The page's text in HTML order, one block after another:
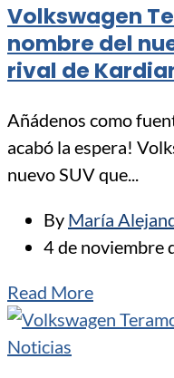
Volkswagen
nombre del
rival de
Añádenos como
acabó la espera!
nuevo SUV que...
By María
4 de noviembre
Read More
Noticias